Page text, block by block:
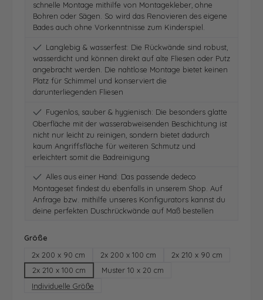
schnelle Montage mithilfe von Montagekleber, ohne
Bohren oder Sägen. So wird das Renovieren des eigene
Bades auch ohne Vorkenntnisse zum Kinderspiel.
Langlebig & wasserfest: Die Rückwände sind robust,
wasserdicht und können direkt auf alte Fliesen oder Putz
angebracht werden. Die nahtlose Montage bietet keinen
Platz für Schimmel und konserviert die
darunterliegenden Fliesen
Fugenlos, sauber & hygienisch: Die besonders glatte
Oberfläche mit der wasserabweisenden Beschichtung ist
nicht nur leicht zu reinigen, sondern bietet dadurch
kaum Angriffsfläche für weiteren Schmutz und
erleichtert somit die Badreinigung
Alles aus einer Hand: Das passende dedeco
Montageset findest du ebenfalls in unserem Shop. Auf
Anfrage bzw. mithilfe unseres Konfigurators kannst du
deine perfekten Duschrückwände auf Maß bestellen
Größe
2x 200 x 90 cm
2x 200 x 100 cm
2x 210 x 90 cm
2x 210 x 100 cm
Muster 10 x 20 cm
Individuelle Größe